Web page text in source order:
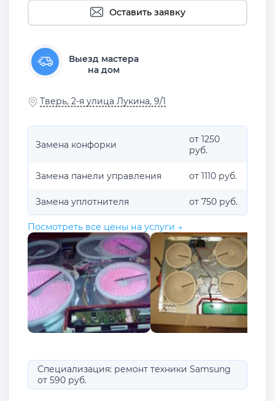
Оставить заявку
Выезд мастера
на дом
Тверь, 2-я улица Лукина, 9/1
Замена конфорки
от 1250
руб.
Замена панели управления от 1110 руб.
Замена уплотнителя от 750 руб.
Посмотреть все цены на услуги →
Специализация: ремонт техники Samsung
от 590 руб.